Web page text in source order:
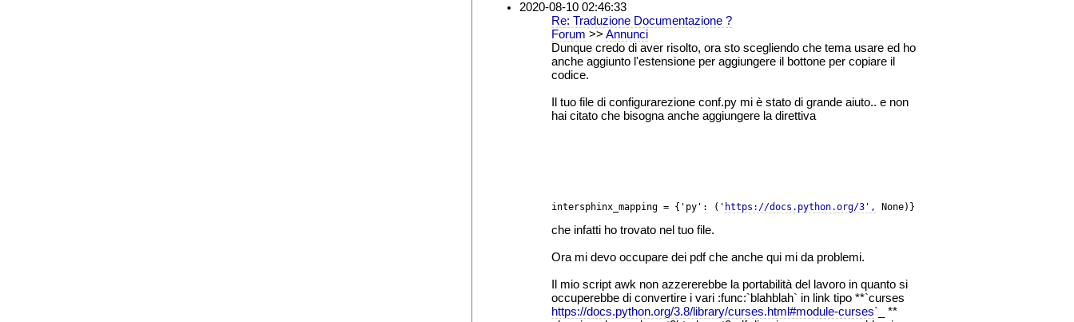
2020-08-10 02:46:33
Re: Traduzione Documentazione ?
Forum >> Annunci
Dunque credo di aver risolto, ora sto scegliendo che tema usare ed ho
anche aggiunto l'estensione per aggiungere il bottone per copiare il
codice.
Il tuo file di configurarezione conf.py mi è stato di grande aiuto.. e non
hai citato che bisogna anche aggiungere la direttiva
intersphinx_mapping = {'py': (' https://docs.python.org/3', None)}
che infatti ho trovato nel tuo file.
Ora mi devo occupare dei pdf che anche qui mi da problemi.
Il mio script awk non azzererebbe la portabilità del lavoro in quanto si
occuperebbe di convertire i vari :func:`blahblah` in link tipo **`curses
https://docs.python.org/3.8/library/curses.html#module-curses`_ **